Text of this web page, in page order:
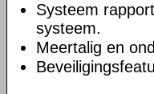
Systeem
systeem.
Meertalig en